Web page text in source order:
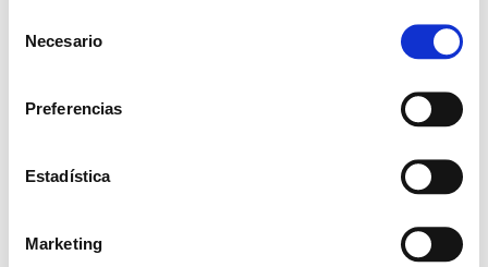
Necesario
Preferencias
Estadística
Marketing